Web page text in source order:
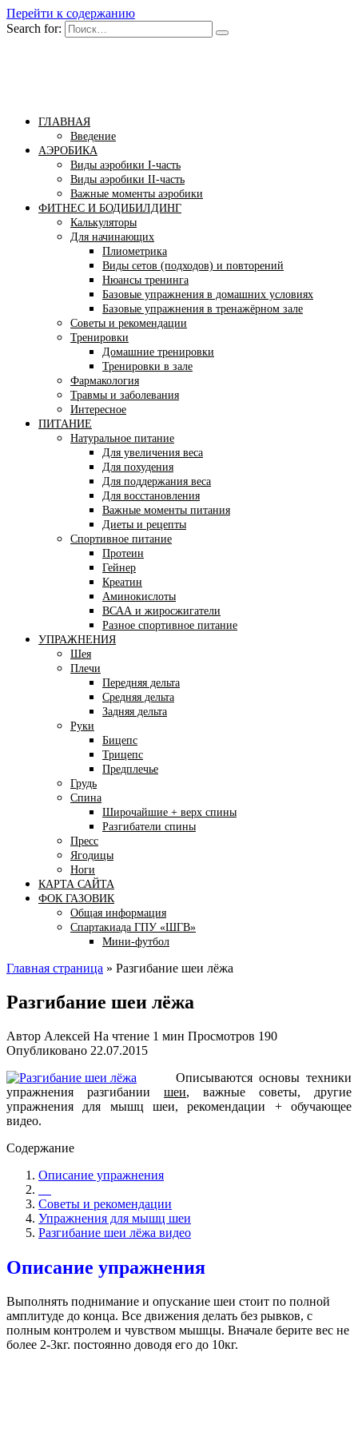
Перейти к содержанию
Search for:
ГЛАВНАЯ
Введение
АЭРОБИКА
Виды аэробики І-часть
Виды аэробики ІІ-часть
Важные моменты аэробики
ФИТНЕС И БОДИБИЛДИНГ
Калькуляторы
Для начинающих
Плиометрика
Виды сетов (подходов) и повторений
Нюансы тренинга
Базовые упражнения в домашних условиях
Базовые упражнения в тренажёрном зале
Советы и рекомендации
Тренировки
Домашние тренировки
Тренировки в зале
Фармакология
Травмы и заболевания
Интересное
ПИТАНИЕ
Натуральное питание
Для увеличения веса
Для похудения
Для поддержания веса
Для восстановления
Важные моменты питания
Диеты и рецепты
Спортивное питание
Протеин
Гейнер
Креатин
Аминокислоты
ВСАА и жиросжигатели
Разное спортивное питание
УПРАЖНЕНИЯ
Шея
Плечи
Передняя дельта
Средняя дельта
Задняя дельта
Руки
Бицепс
Трицепс
Предплечье
Грудь
Спина
Широчайшие + верх спины
Разгибатели спины
Пресс
Ягодицы
Ноги
КАРТА САЙТА
ФОК ГАЗОВИК
Общая информация
Спартакиада ГПУ «ШГВ»
Мини-футбол
Главная страница » Разгибание шеи лёжа
Разгибание шеи лёжа
Автор Алексей На чтение 1 мин Просмотров 190
Опубликовано 22.07.2015
Описываются основы техники
упражнения разгибании шеи, важные советы, другие
упражнения для мышц шеи, рекомендации + обучающее
видео.
Содержание
Описание упражнения
Советы и рекомендации
Упражнения для мышц шеи
Разгибание шеи лёжа видео
Описание упражнения
Выполнять поднимание и опускание шеи стоит по полной
амплитуде до конца. Все движения делать без рывков, с
полным контролем и чувством мышцы. Вначале берите вес не
более 2-3кг. постоянно доводя его до 10кг.